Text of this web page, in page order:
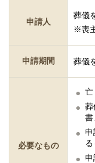
申請人
葬儀
※喪
申請期間 葬儀
必要なもの
亡
葬
書
申
申